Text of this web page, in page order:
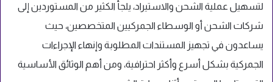
لتسهيل عملية الشحن والاستيراد، يلجأ الكثير من المستوردين إلى
شركات الشحن أو الوسطاء الجمركيين المتخصصين، حيث
يساعدون في تجهيز المستندات المطلوبة وإنهاء الإجراءات
الجمركية بشكل أسرع وأكثر احترافية، ومن أهم الوثائق الأساسية